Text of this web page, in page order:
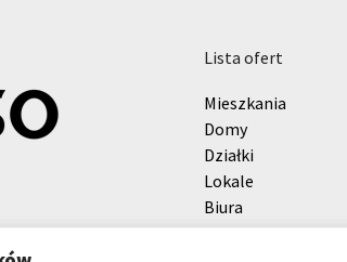
lista ofert
Mieszkania
Domy
Działki
Lokale
Biura
Hale i magazyny